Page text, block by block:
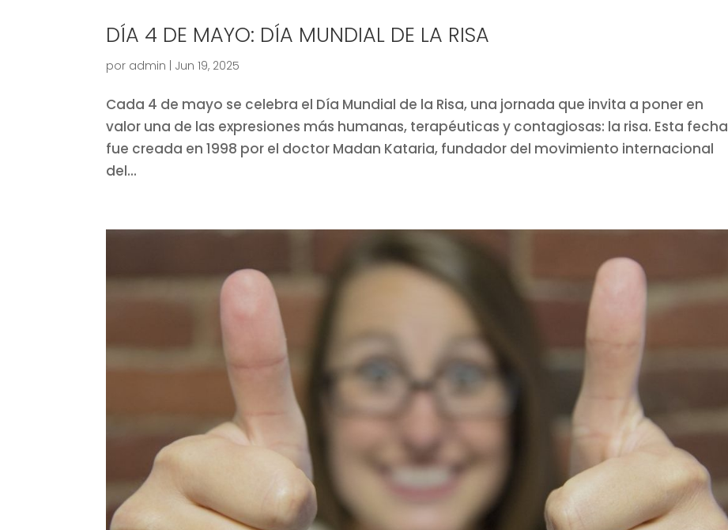
DÍA 4 DE MAYO: DÍA MUNDIAL DE LA RISA
por admin Jun 19, 2025
Cada 4 de mayo se celebra el Día Mundial de la Risa, una jornada que invita a poner en
valor una de las expresiones más humanas, terapéuticas y contagiosas: la risa. Esta fecha
fue creada en 1998 por el doctor Madan Kataria, fundador del movimiento internacional
del...